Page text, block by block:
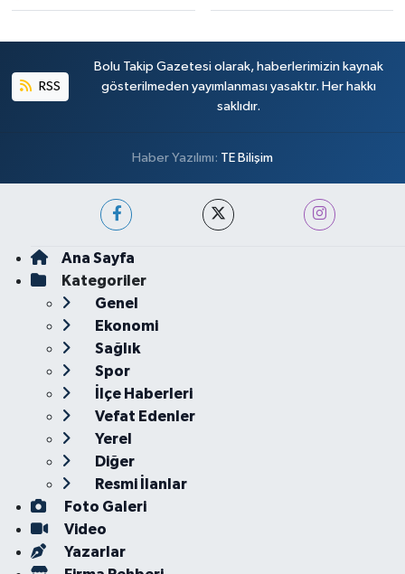
RSS
Bolu Takip Gazetesi olarak, haberlerimizin kaynak
gösterilmeden yayımlanması yasaktır. Her hakkı
saklıdır.
Haber Yazılımı: TE Bilişim
Ana Sayfa
Kategoriler
Genel
Ekonomi
Sağlık
Spor
İlçe Haberleri
Vefat Edenler
Yerel
Diğer
Resmi İlanlar
Foto Galeri
Video
Yazarlar